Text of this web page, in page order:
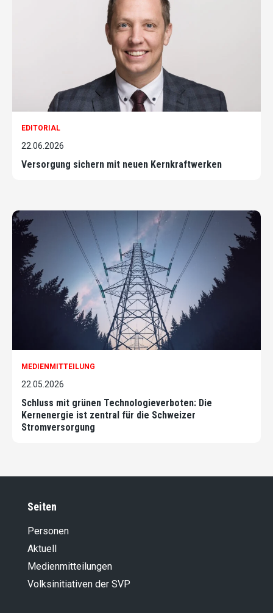
EDITORIAL
22.06.2026
Versorgung sichern mit neuen Kernkraftwerken
MEDIENMITTEILUNG
22.05.2026
Schluss mit grünen Technologieverboten: Die
Kernenergie ist zentral für die Schweizer
Stromversorgung
Seiten
Personen
Aktuell
Medienmitteilungen
Volksinitiativen der SVP